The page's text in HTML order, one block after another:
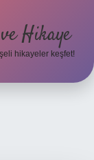
Hikaye
hikayeler keşfet!